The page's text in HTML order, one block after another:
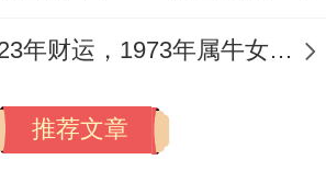
互相支持还有理解- 在各自
自己得素养~推动家庭得推
73年属牛女2023年财运，1973年属牛女2023年每月运势怎样
推荐文章